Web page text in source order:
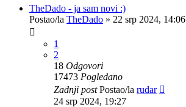
TheDado - ja sam novi :)
Postao/la TheDado » 22 srp 2024, 14:06
1
2
18 Odgovori
17473 Pogledano
Zadnji postPostao/la rudar
24 srp 2024, 19:27